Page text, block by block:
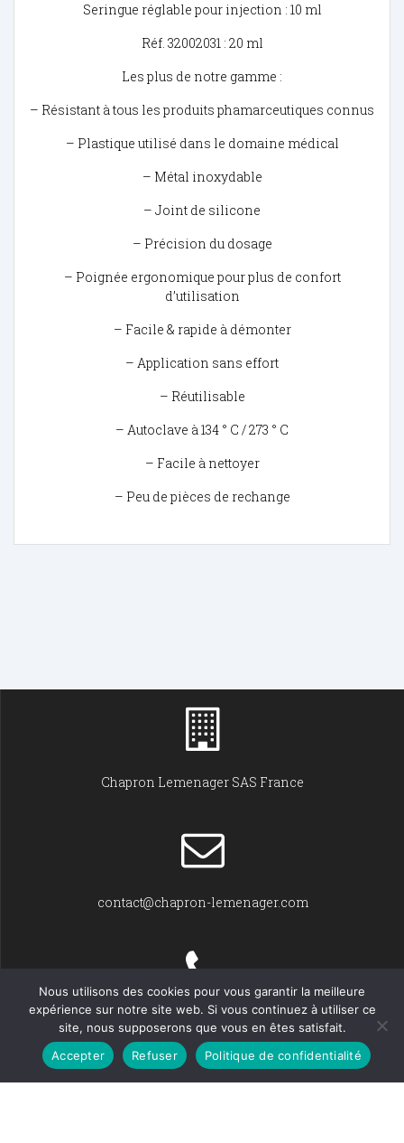
Seringue réglable pour injection : 10 ml
Réf. 32002031 : 20 ml
Les plus de notre gamme :
– Résistant à tous les produits phamarceutiques connus
– Plastique utilisé dans le domaine médical
– Métal inoxydable
– Joint de silicone
– Précision du dosage
– Poignée ergonomique pour plus de confort
d’utilisation
– Facile & rapide à démonter
– Application sans effort
– Réutilisable
– Autoclave à 134 ° C / 273 ° C
– Facile à nettoyer
– Peu de pièces de rechange
Chapron Lemenager SAS France
contact@chapron-lemenager.com
+33 (0)2 31 22 02 55
Nous utilisons des cookies pour vous garantir la meilleure
expérience sur notre site web. Si vous continuez à utiliser ce
site, nous supposerons que vous en êtes satisfait.
Accepter
Refuser Politique de confidentialité